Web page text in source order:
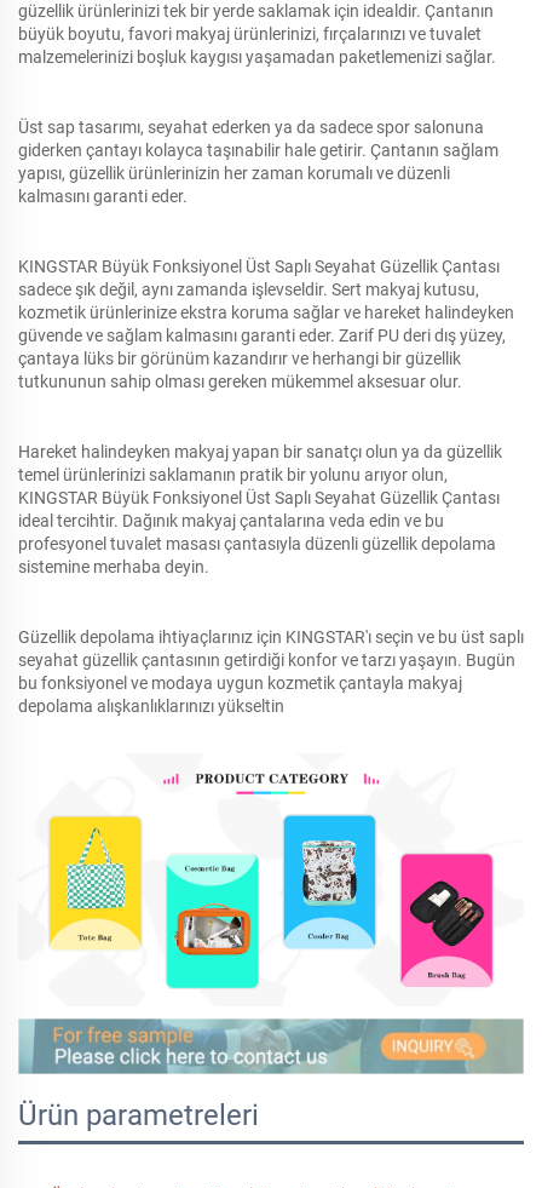
güzellik ürünlerinizi tek bir yerde saklamak için idealdir. Çantanın
büyük boyutu, favori makyaj ürünlerinizi, fırçalarınızı ve tuvalet
malzemelerinizi boşluk kaygısı yaşamadan paketlemenizi sağlar.
Üst sap tasarımı, seyahat ederken ya da sadece spor salonuna
giderken çantayı kolayca taşınabilir hale getirir. Çantanın sağlam
yapısı, güzellik ürünlerinizin her zaman korumalı ve düzenli
kalmasını garanti eder.
KINGSTAR Büyük Fonksiyonel Üst Saplı Seyahat Güzellik Çantası
sadece şık değil, aynı zamanda işlevseldir. Sert makyaj kutusu,
kozmetik ürünlerinize ekstra koruma sağlar ve hareket halindeyken
güvende ve sağlam kalmasını garanti eder. Zarif PU deri dış yüzey,
çantaya lüks bir görünüm kazandırır ve herhangi bir güzellik
tutkununun sahip olması gereken mükemmel aksesuar olur.
Hareket halindeyken makyaj yapan bir sanatçı olun ya da güzellik
temel ürünlerinizi saklamanın pratik bir yolunu arıyor olun,
KINGSTAR Büyük Fonksiyonel Üst Saplı Seyahat Güzellik Çantası
ideal tercihtir. Dağınık makyaj çantalarına veda edin ve bu
profesyonel tuvalet masası çantasıyla düzenli güzellik depolama
sistemine merhaba deyin.
Güzellik depolama ihtiyaçlarınız için KINGSTAR'ı seçin ve bu üst saplı
seyahat güzellik çantasının getirdiği konfor ve tarzı yaşayın. Bugün
bu fonksiyonel ve modaya uygun kozmetik çantayla makyaj
depolama alışkanlıklarınızı yükseltin
Ürün parametreleri